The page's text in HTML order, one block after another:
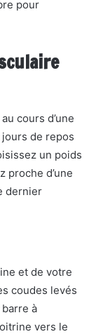
pour
cours d’une
de repos
un poids
proche d’une
dernier
et de votre
coudes levés
à
vers le